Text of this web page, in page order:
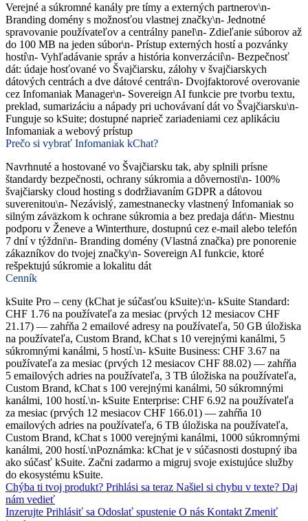
Verejné a súkromné kanály pre tímy a externých partnerov\n-
Branding domény s možnosťou vlastnej značky\n- Jednotné
spravovanie používateľov a centrálny panel\n- Zdieľanie súborov až
do 100 MB na jeden súbor\n- Prístup externých hostí a pozvánky
hostí\n- Vyhľadávanie správ a história konverzácií\n- Bezpečnosť
dát: údaje hosťované vo Švajčiarsku, zálohy v švajčiarskych
dátových centrách a dve dátové centrá\n- Dvojfaktorové overovanie
cez Infomaniak Manager\n- Sovereign AI funkcie pre tvorbu textu,
preklad, sumarizáciu a nápady pri uchovávaní dát vo Švajčiarsku\n-
Funguje so kSuite; dostupné naprieč zariadeniami cez aplikáciu
Infomaniak a webový prístup
Prečo si vybrať Infomaniak kChat?
Navrhnuté a hostované vo Švajčiarsku tak, aby splnili prísne
štandardy bezpečnosti, ochrany súkromia a dôvernosti\n- 100%
švajčiarsky cloud hosting s dodržiavaním GDPR a dátovou
suverenitou\n- Nezávislý, zamestnanecky vlastnený Infomaniak so
silným záväzkom k ochrane súkromia a bez predaja dát\n- Miestnu
podporu v Ženeve a Winterthure, dostupnú cez e-mail alebo telefón
7 dní v týždni\n- Branding domény (Vlastná značka) pre ponorenie
zákazníkov do tvojej značky\n- Sovereign AI funkcie, ktoré
rešpektujú súkromie a lokalitu dát
Cenník
kSuite Pro – ceny (kChat je súčasťou kSuite):\n- kSuite Standard:
CHF 1.76 na používateľa za mesiac (prvých 12 mesiacov CHF
21.17) — zahŕňa 2 emailové adresy na používateľa, 50 GB úložiska
na používateľa, Custom Brand, kChat s 10 verejnými kanálmi, 5
súkromnými kanálmi, 5 hostí.\n- kSuite Business: CHF 3.67 na
používateľa za mesiac (prvých 12 mesiacov CHF 88.02) — zahŕňa
5 emailových adries na používateľa, 3 TB úložiska na používateľa,
Custom Brand, kChat s 100 verejnými kanálmi, 50 súkromnými
kanálmi, 100 hostí.\n- kSuite Enterprise: CHF 6.92 na používateľa
za mesiac (prvých 12 mesiacov CHF 166.01) — zahŕňa 10
emailových adries na používateľa, 6 TB úložiska na používateľa,
Custom Brand, kChat s 1000 verejnými kanálmi, 1000 súkromnými
kanálmi, 200 hostí.\nPoznámka: kChat je v súčasnosti dostupný iba
ako súčasť kSuite. Začni zadarmo a migruj svoje existujúce služby
do ekosystému kSuite.
Chýba ti tvoj produkt? Prihlási sa teraz Našiel si chybu v texte? Daj
nám vedieť
Inzerujte Prihlásiť sa Odoslať spustenie O nás Kontakt Zmeniť